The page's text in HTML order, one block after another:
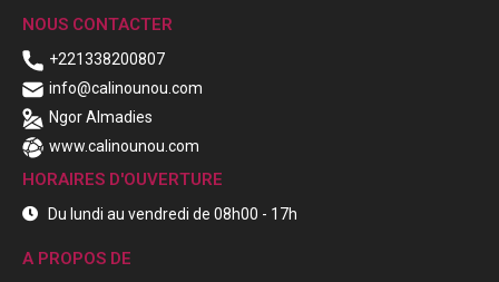
NOUS CONTACTER
+221338200807
info@calinounou.com
Ngor Almadies
www.calinounou.com
HORAIRES D'OUVERTURE
Du lundi au vendredi de 08h00 - 17h
A PROPOS DE